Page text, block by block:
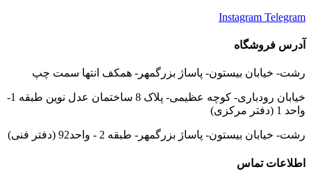
Instagram Telegram
آدرس فروشگاه
رشت- خیابان بیستون- پاساژ بزرگمهر- همکف انتها سمت چپ
خیابان رودباری- کوچه عظیمی- پلاک 8 ساختمان عدل نوین طبقه 1-
واحد 1 (دفتر مرکزی)
رشت- خیابان بیستون- پاساژ بزرگمهر- طبقه 2 - واحد92 (دفتر فنی)
اطلاعات تماس